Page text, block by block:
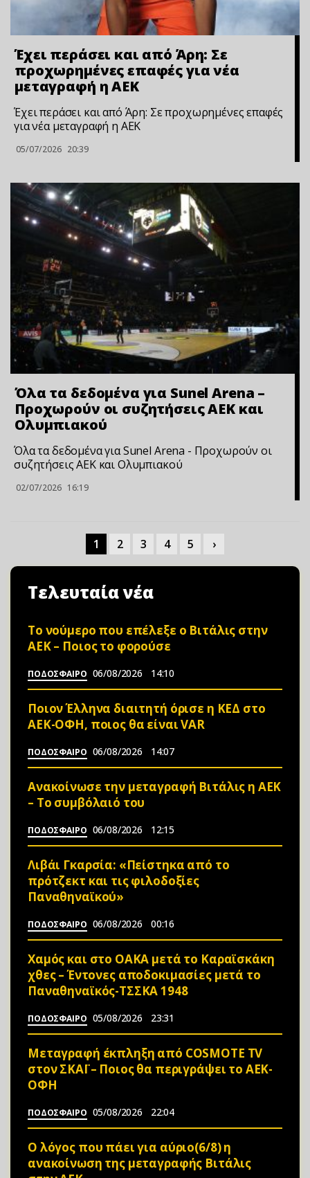
Έχει περάσει και από Άρη: Σε
προχωρημένες επαφές για νέα
μεταγραφή η ΑΕΚ
Έχει περάσει και από Άρη: Σε προχωρημένες επαφές
για νέα μεταγραφή η ΑΕΚ
05/07/2026 20:39
Όλα τα δεδομένα για Sunel Arena –
Προχωρούν οι συζητήσεις ΑΕΚ και
Ολυμπιακού
Όλα τα δεδομένα για Sunel Arena - Προχωρούν οι
συζητήσεις ΑΕΚ και Ολυμπιακού
02/07/2026 16:19
1 2 3 4 5 ›
Τελευταία νέα
Το νούμερο που επέλεξε ο Βιτάλις στην
ΑΕΚ – Ποιος το φορούσε
ΠΟΔΟΣΦΑΙΡΟ 06/08/2026 14:10
Ποιον Έλληνα διαιτητή όρισε η ΚΕΔ στο
ΑΕΚ-ΟΦΗ, ποιος θα είναι VAR
ΠΟΔΟΣΦΑΙΡΟ 06/08/2026 14:07
Ανακοίνωσε την μεταγραφή Βιτάλις η ΑΕΚ
– Το συμβόλαιό του
ΠΟΔΟΣΦΑΙΡΟ 06/08/2026 12:15
Λιβάι Γκαρσία: «Πείστηκα από το
πρότζεκτ και τις φιλοδοξίες
Παναθηναϊκού»
ΠΟΔΟΣΦΑΙΡΟ 06/08/2026 00:16
Χαμός και στο ΟΑΚΑ μετά το Καραϊσκάκη
χθες – Έντονες αποδοκιμασίες μετά το
Παναθηναϊκός-ΤΣΣΚΑ 1948
ΠΟΔΟΣΦΑΙΡΟ 05/08/2026 23:31
Μεταγραφή έκπληξη από COSMOTE TV
στον ΣΚΑΪ – Ποιος θα περιγράψει το ΑΕΚ-
ΟΦΗ
ΠΟΔΟΣΦΑΙΡΟ 05/08/2026 22:04
Ο λόγος που πάει για αύριο(6/8) η
ανακοίνωση της μεταγραφής Βιτάλις